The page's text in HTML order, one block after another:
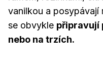
vanilkou a posypávají
se obvykle připravují
nebo na trzích.